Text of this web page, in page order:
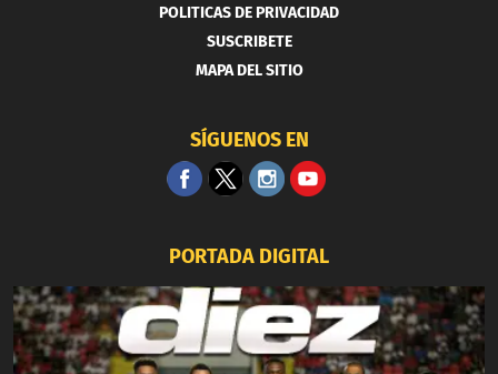
POLITICAS DE PRIVACIDAD
SUSCRIBETE
MAPA DEL SITIO
SÍGUENOS EN
PORTADA DIGITAL